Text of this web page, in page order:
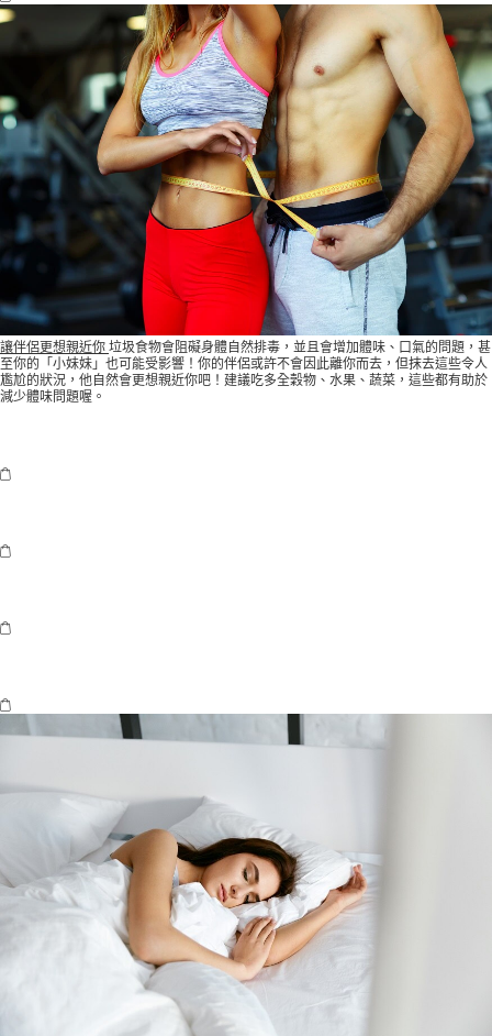
讓伴侶更想親近你 垃圾食物會阻礙身體自然排毒，並且會增加體味、口氣的問題，甚
至你的「小妹妹」也可能受影響！你的伴侶或許不會因此離你而去，但抹去這些令人
尷尬的狀況，他自然會更想親近你吧！建議吃多全穀物、水果、蔬菜，這些都有助於
減少體味問題喔。